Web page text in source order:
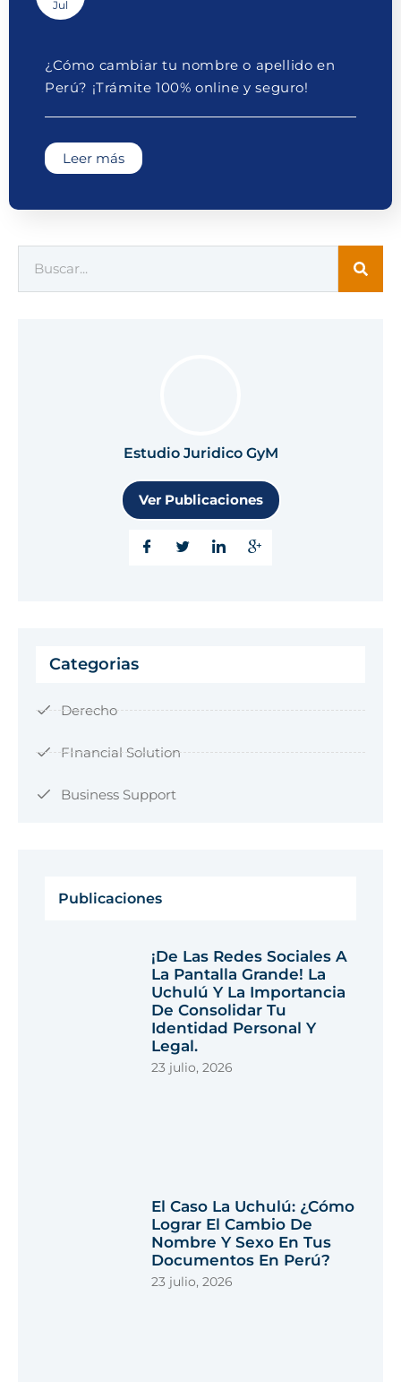
Jul
¿Cómo cambiar tu nombre o apellido en
Perú? ¡Trámite 100% online y seguro!
Leer más
Estudio Juridico GyM
Ver Publicaciones
Categorias
Derecho
FInancial Solution
Business Support
Publicaciones
¡De Las Redes Sociales A
La Pantalla Grande! La
Uchulú Y La Importancia
De Consolidar Tu
Identidad Personal Y
Legal.
23 julio, 2026
El Caso La Uchulú: ¿Cómo
Lograr El Cambio De
Nombre Y Sexo En Tus
Documentos En Perú?
23 julio, 2026